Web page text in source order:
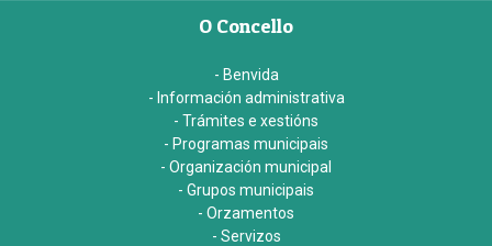
O Concello
- Benvida
- Información administrativa
- Trámites e xestións
- Programas municipais
- Organización municipal
- Grupos municipais
- Orzamentos
- Servizos